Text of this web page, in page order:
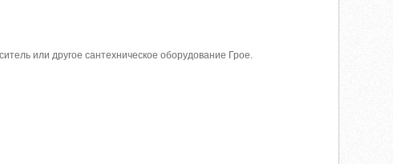
или другое сантехническое оборудование Грое.